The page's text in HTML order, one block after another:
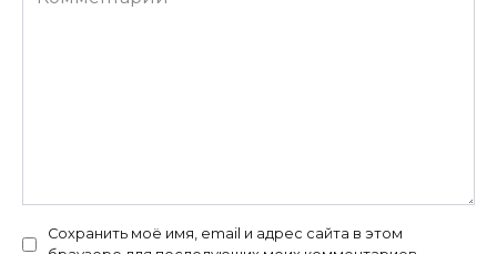
Сохранить моё имя, email и адрес сайта в этом